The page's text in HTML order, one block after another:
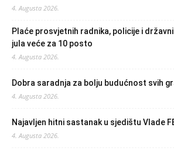
4. Augusta 2026.
Plaće prosvjetnih radnika, policije i
jula veće za 10 posto
4. Augusta 2026.
Dobra saradnja za bolju budućnost svih
4. Augusta 2026.
Najavljen hitni sastanak u sjedištu Vlade
4. Augusta 2026.